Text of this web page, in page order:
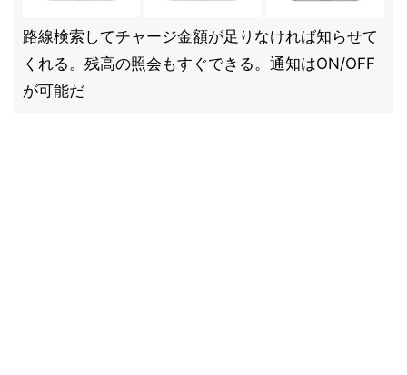
路線検索してチャージ金額が足りなければ知らせて
くれる。残高の照会もすぐできる。通知はON/OFF
が可能だ